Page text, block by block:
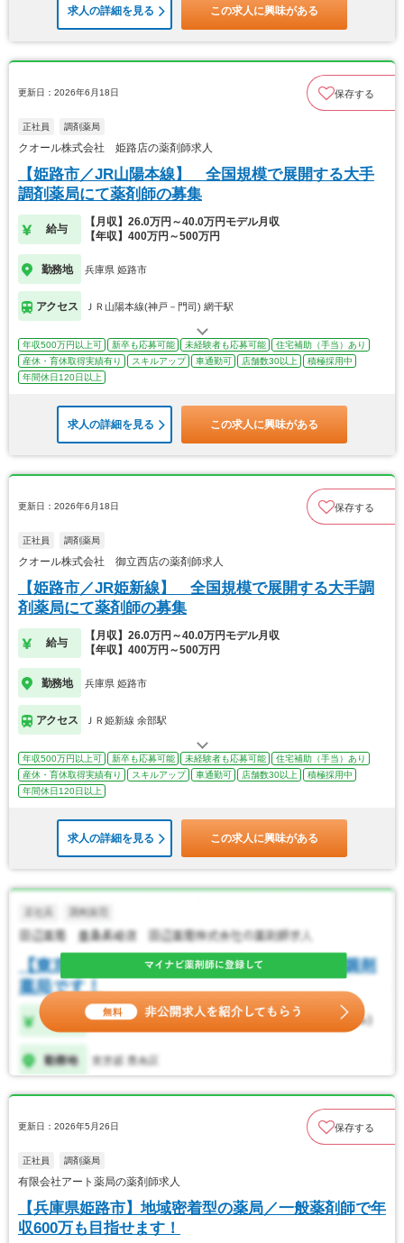
求人の詳細を見る この求人に興味がある
更新日：2026年6月18日 保存する
正社員 調剤薬局
クオール株式会社 姫路店の薬剤師求人
【姫路市／JR山陽本線】 全国規模で展開する大手
調剤薬局にて薬剤師の募集
給与
【月収】26.0万円～40.0万円モデル月収
【年収】400万円～500万円
勤務地 兵庫県 姫路市
アクセス ＪＲ山陽本線(神戸－門司) 網干駅
年収500万円以上可 新卒も応募可能 未経験者も応募可能
住宅補助（手当）あり
産休・育休取得実績有り
スキルアップ 車通勤可 店舗数30以上
積極採用中
年間休日120日以上
求人の詳細を見る この求人に興味がある
更新日：2026年6月18日 保存する
正社員 調剤薬局
クオール株式会社 御立西店の薬剤師求人
【姫路市／JR姫新線】 全国規模で展開する大手調
剤薬局にて薬剤師の募集
給与
【月収】26.0万円～40.0万円モデル月収
【年収】400万円～500万円
勤務地 兵庫県 姫路市
アクセス ＪＲ姫新線 余部駅
年収500万円以上可 新卒も応募可能 未経験者も応募可能
住宅補助（手当）あり
産休・育休取得実績有り
スキルアップ 車通勤可 店舗数30以上
積極採用中
年間休日120日以上
求人の詳細を見る この求人に興味がある
更新日：2026年5月26日 保存する
正社員 調剤薬局
有限会社アート薬局の薬剤師求人
【兵庫県姫路市】地域密着型の薬局／一般薬剤師で年
収600万も目指せます！